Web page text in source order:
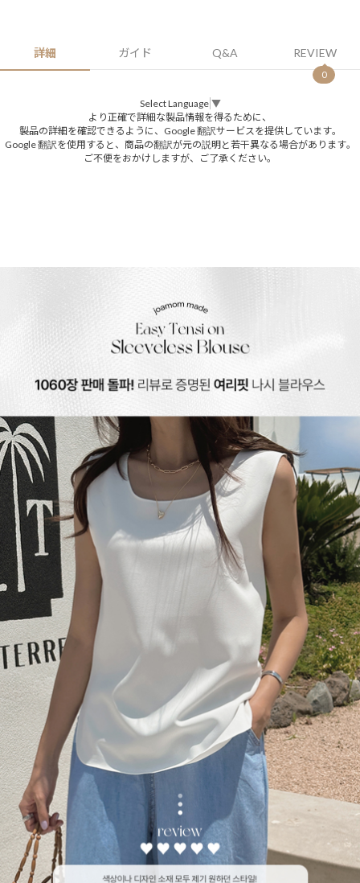
詳細 ガイド Q&A REVIEW
0
Select Language ▼
より正確で詳細な製品情報を得るために、
製品の詳細を確認できるように、Google 翻訳サービスを提供しています。
Google 翻訳を使用すると、商品の翻訳が元の説明と若干異なる場合があります。
ご不便をおかけしますが、ご了承ください。